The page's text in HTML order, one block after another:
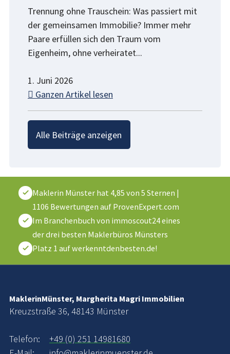
Trennung ohne Trauschein: Was passiert mit
der gemeinsamen Immobilie? Immer mehr
Paare erfüllen sich den Traum vom
Eigenheim, ohne verheiratet...
1. Juni 2026
Ganzen Artikel lesen
Alle Beiträge anzeigen
Maklerin Münster hat 4,85 von 5 Sternen |
1106 Bewertungen auf ProvenExpert.com
Im Branchenbuch von immoscout24 eines
der drei besten Maklerbüros Münsters
Platz 1 auf werkenntdenbesten.de!
MaklerinMünster, Margherita Magri Immobilien
Kreuzstraße 36, 48143 Münster
Telefon:
+49 (0) 251 14981680